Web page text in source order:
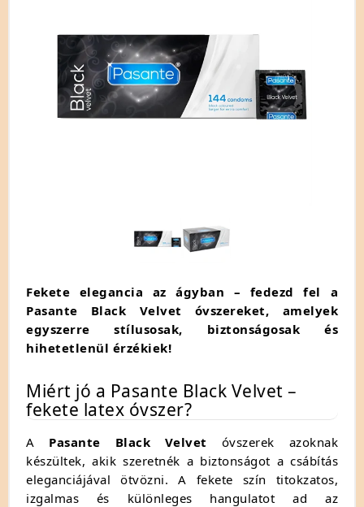
Fekete elegancia az ágyban – fedezd fel a
Pasante Black Velvet óvszereket, amelyek
egyszerre stílusosak, biztonságosak és
hihetetlenül érzékiek!
Miért jó a Pasante Black Velvet –
fekete latex óvszer?
A Pasante Black Velvet óvszerek azoknak
készültek, akik szeretnék a biztonságot a csábítás
eleganciájával ötvözni. A fekete szín titokzatos,
izgalmas és különleges hangulatot ad az